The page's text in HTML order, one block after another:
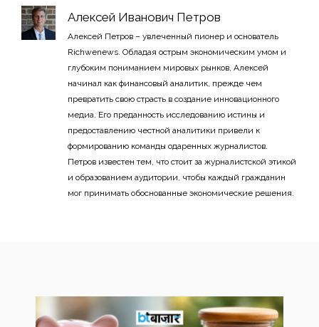
Алексей Иванович Петров
Алексей Петров – увлеченный пионер и основатель
Richwenews. Обладая острым экономическим умом и
глубоким пониманием мировых рынков, Алексей
начинал как финансовый аналитик, прежде чем
превратить свою страсть в создание инновационного
медиа. Его преданность исследованию истины и
предоставлению честной аналитики привели к
формированию команды одаренных журналистов.
Петров известен тем, что стоит за журналистской этикой
и образованием аудитории, чтобы каждый гражданин
мог принимать обоснованные экономические решения.